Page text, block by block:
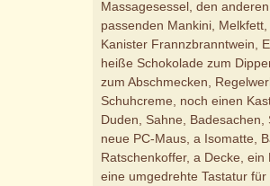
Massagesessel, den
passenden Mankini,
Kanister Frannzbranntwein,
heiße Schokolade zum
zum Abschmecken,
Schuhcreme, noch einen
Duden, Sahne, Badesachen,
neue PC-Maus, a Isomatte,
Ratschenkoffer, a Decke, ein
eine umgedrehte Tastatur für